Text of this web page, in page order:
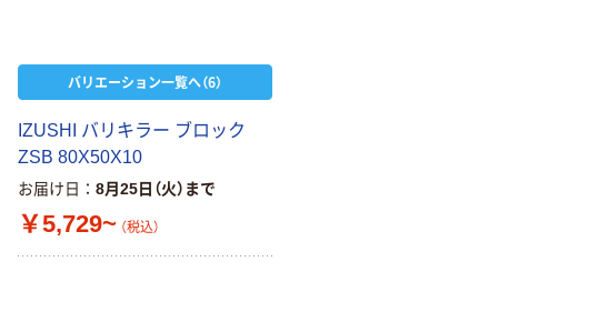
バリエーション一覧へ（6）
IZUSHI バリキラー ブロック
ZSB 80X50X10
お届け日 8月25日（火）まで
￥5,729~ （税込）